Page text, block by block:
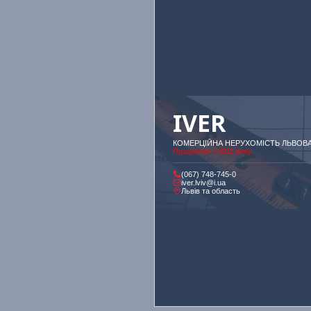
IVER
КОМЕРЦІЙНА НЕРУХОМІСТЬ
Працюємо з 2011 року
(067) 748-745-0
iver.lviv@i.ua
Львів та область